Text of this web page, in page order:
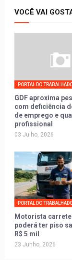
VOCÊ VAI
PORTAL DO
GDF aproxima
com deficiência
de emprego e
profissional
03 Julho, 2026
PORTAL DO
Motorista
poderá ter piso
R$ 5 mil
23 Junho, 2026